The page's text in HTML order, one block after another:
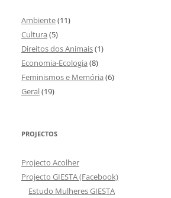
Ambiente(11)
Cultura (5)
Direitos dos Animais(1)
Economia-Ecologia (8)
Feminismos e Memória (6)
Geral(19)
PROJECTOS
Projecto Acolher
Projecto GIESTA (Facebook)
Estudo Mulheres GIESTA